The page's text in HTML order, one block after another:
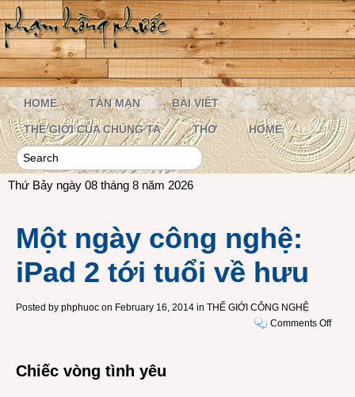
HOME TẢN MẠN BÀI VIẾT
THẾ GIỚI CỦA CHÚNG TA THƠ HOME
Thứ Bảy ngày 08 tháng 8 năm 2026
Một ngày công nghệ:
iPad 2 tới tuổi về hưu
Posted by phphuoc on February 16, 2014 in THẾ GIỚI CÔNG NGHỆ
Comments Offon
Chiếc vòng tình yêu